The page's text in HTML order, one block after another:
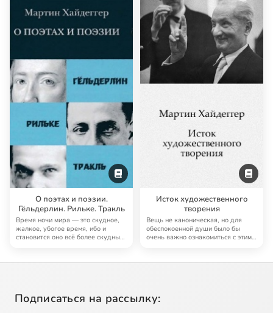
О поэтах и поэзии.
Гёльдерлин. Рильке. Тракль
Время ночи мира — это скудное,
жалкое, убогое время, ибо и
становится оно всё более скудным
Исток художественного
творения
Вещь не каноническая, но для
обеспокоенной души было бы
очень важно ознакомиться с этим
Подписаться на рассылку: